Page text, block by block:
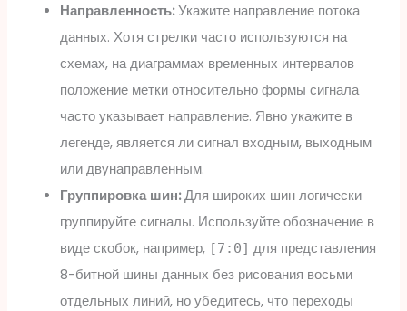
Направленность:Укажите направление потока
данных. Хотя стрелки часто используются на
схемах, на диаграммах временных интервалов
положение метки относительно формы сигнала
часто указывает направление. Явно укажите в
легенде, является ли сигнал входным, выходным
или двунаправленным.
Группировка шин:Для широких шин логически
группируйте сигналы. Используйте обозначение в
виде скобок, например, [7:0] для представления
8-битной шины данных без рисования восьми
отдельных линий, но убедитесь, что переходы